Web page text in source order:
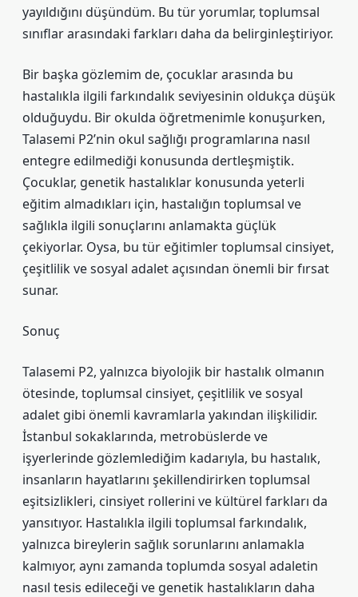
yayıldığını düşündüm. Bu tür yorumlar, toplumsal
sınıflar arasındaki farkları daha da belirginleştiriyor.
Bir başka gözlemim de, çocuklar arasında bu
hastalıkla ilgili farkındalık seviyesinin oldukça düşük
olduğuydu. Bir okulda öğretmenimle konuşurken,
Talasemi P2’nin okul sağlığı programlarına nasıl
entegre edilmediği konusunda dertleşmiştik.
Çocuklar, genetik hastalıklar konusunda yeterli
eğitim almadıkları için, hastalığın toplumsal ve
sağlıkla ilgili sonuçlarını anlamakta güçlük
çekiyorlar. Oysa, bu tür eğitimler toplumsal cinsiyet,
çeşitlilik ve sosyal adalet açısından önemli bir fırsat
sunar.
Sonuç
Talasemi P2, yalnızca biyolojik bir hastalık olmanın
ötesinde, toplumsal cinsiyet, çeşitlilik ve sosyal
adalet gibi önemli kavramlarla yakından ilişkilidir.
İstanbul sokaklarında, metrobüslerde ve
işyerlerinde gözlemlediğim kadarıyla, bu hastalık,
insanların hayatlarını şekillendirirken toplumsal
eşitsizlikleri, cinsiyet rollerini ve kültürel farkları da
yansıtıyor. Hastalıkla ilgili toplumsal farkındalık,
yalnızca bireylerin sağlık sorunlarını anlamakla
kalmıyor, aynı zamanda toplumda sosyal adaletin
nasıl tesis edileceği ve genetik hastalıkların daha